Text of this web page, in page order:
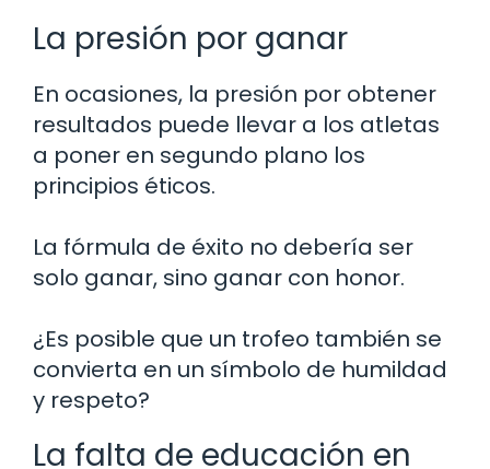
La presión por ganar
En ocasiones, la presión por obtener
resultados puede llevar a los atletas
a poner en segundo plano los
principios éticos.
La fórmula de éxito no debería ser
solo ganar, sino ganar con honor.
¿Es posible que un trofeo también se
convierta en un símbolo de humildad
y respeto?
La falta de educación en